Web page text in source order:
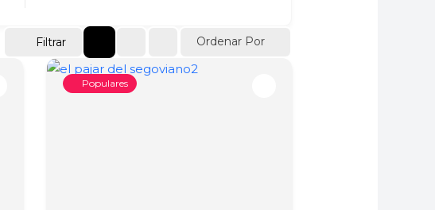
Filtrar Ordenar Por
Populares